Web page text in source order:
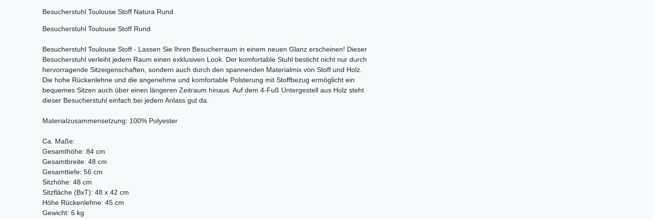
Besucherstuhl Toulouse Stoff Natura Rund
Besucherstuhl Toulouse Stoff Rund
Besucherstuhl Toulouse Stoff - Lassen Sie Ihren Besucherraum in einem neuen Glanz erscheinen! Dieser
Besucherstuhl verleiht jedem Raum einen exklusiven Look. Der komfortable Stuhl besticht nicht nur durch
hervorragende Sitzeigenschaften, sondern auch durch den spannenden Materialmix von Stoff und Holz.
Die hohe Rückenlehne und die angenehme und komfortable Polsterung mit Stoffbezug ermöglicht ein
bequemes Sitzen auch über einen längeren Zeitraum hinaus. Auf dem 4-Fuß Untergestell aus Holz steht
dieser Besucherstuhl einfach bei jedem Anlass gut da.
Materialzusammensetzung: 100% Polyester
Ca. Maße:
Gesamthöhe: 84 cm
Gesamtbreite: 48 cm
Gesamttiefe: 56 cm
Sitzhöhe: 48 cm
Sitzfläche (BxT): 48 x 42 cm
Höhe Rückenlehne: 45 cm
Gewicht: 6 kg